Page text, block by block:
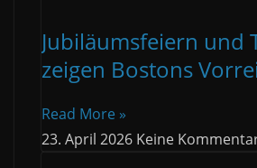
Jubiläumsfeiern und
zeigen Bostons
Read More »
23. April 2026 Keine